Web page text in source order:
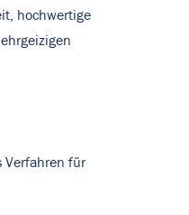
hochwertige
Verfahren für